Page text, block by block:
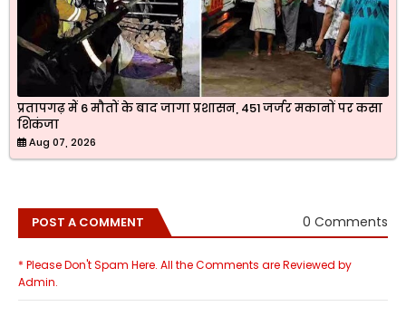
प्रतापगढ़ में 6 मौतों के बाद जागा प्रशासन, 451 जर्जर मकानों पर कसा
शिकंजा
Aug 07, 2026
POST A COMMENT 0 Comments
* Please Don't Spam Here. All the Comments are Reviewed by
Admin.